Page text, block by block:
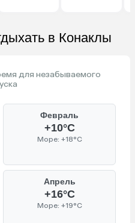
в Конаклы
для незабываемого
Февраль
+10°C
Море: +18°C
Апрель
+16°C
Море: +19°C